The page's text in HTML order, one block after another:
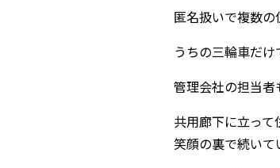
匿名扱いで複数の
うちの三輪車だ
管理会社の担当者
共用廊下に立っ
笑顔の裏で続いて